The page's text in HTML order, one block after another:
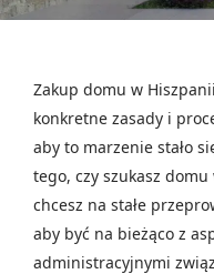
Zakup domu w
konkretne zasady i
aby to marzenie stało
tego, czy szukasz
chcesz na stałe
aby być na bieżąco z
administracyjnymi